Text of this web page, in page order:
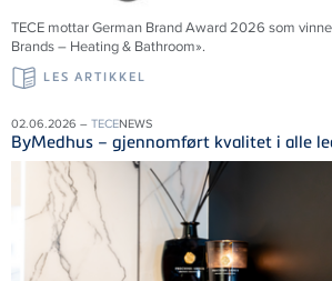
TECE mottar German Brand Award 2026 som
Brands – Heating & Bathroom».
LES ARTIKKEL
02.06.2026 – TECENEWS
ByMedhus – gjennomført kvalitet i alle